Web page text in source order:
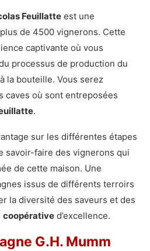
Feuillatte est une
de 4500 vignerons. Cette
captivante où vous
processus de production du
la bouteille. Vous serez
caves où sont entreposées
.
sur les différentes étapes
savoir-faire des vignerons qui
de cette maison. Une
issus de différents terroirs
la diversité des saveurs et des
coopérative d’excellence.
G.H. Mumm